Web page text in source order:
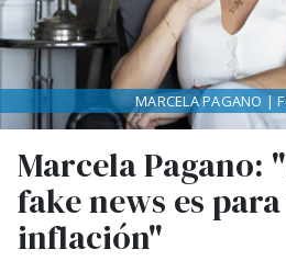
Marcela Pagano:
fake news es
inflación"
MARCELA PAGANO |